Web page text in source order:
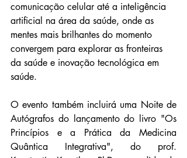
comunicação celular até a inteligência
artificial na área da saúde, onde as
mentes mais brilhantes do momento
convergem para explorar as fronteiras
da saúde e inovação tecnológica em
saúde.
O evento também incluirá uma Noite de
Autógrafos do lançamento do livro "Os
Princípios e a Prática da Medicina
Quântica Integrativa", do prof.